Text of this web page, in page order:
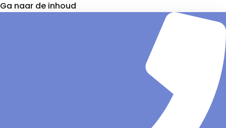
Ga naar de inhoud